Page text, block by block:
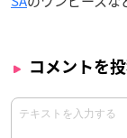
コメントを